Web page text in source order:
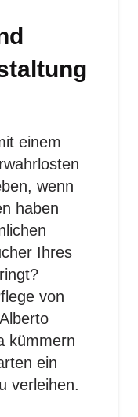
einem
wenn
haben
Ihres
von
kümmern
ein
verleihen.